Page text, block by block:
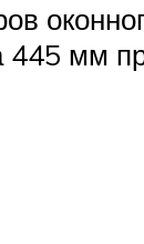
445 мм